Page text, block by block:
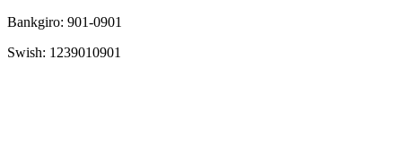
Bankgiro: 901-0901
Swish: 1239010901